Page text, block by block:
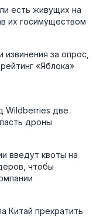
есть живущих на
их госимуществом
за опрос,
«Яблока»
Wildberries две
дроны
введут квоты на
чтобы
Китай прекратить